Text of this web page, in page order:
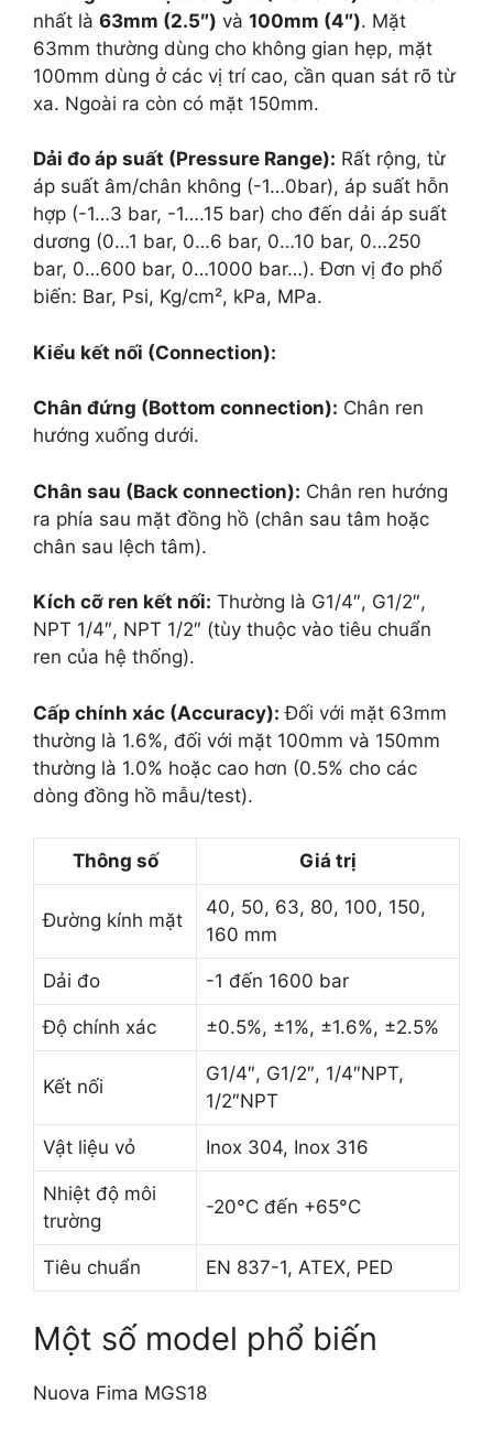
nhất là 63mm (2.5″) và 100mm (4″). Mặt
63mm thường dùng cho không gian hẹp, mặt
100mm dùng ở các vị trí cao, cần quan sát rõ từ
xa. Ngoài ra còn có mặt 150mm.
Dải đo áp suất (Pressure Range): Rất rộng, từ
áp suất âm/chân không (-1…0bar), áp suất hỗn
hợp (-1…3 bar, -1….15 bar) cho đến dải áp suất
dương (0…1 bar, 0…6 bar, 0…10 bar, 0…250
bar, 0…600 bar, 0…1000 bar…). Đơn vị đo phổ
biến: Bar, Psi, Kg/cm², kPa, MPa.
Kiểu kết nối (Connection):
Chân đứng (Bottom connection): Chân ren
hướng xuống dưới.
Chân sau (Back connection): Chân ren hướng
ra phía sau mặt đồng hồ (chân sau tâm hoặc
chân sau lệch tâm).
Kích cỡ ren kết nối: Thường là G1/4″, G1/2″,
NPT 1/4″, NPT 1/2″ (tùy thuộc vào tiêu chuẩn
ren của hệ thống).
Cấp chính xác (Accuracy): Đối với mặt 63mm
thường là 1.6%, đối với mặt 100mm và 150mm
thường là 1.0% hoặc cao hơn (0.5% cho các
dòng đồng hồ mẫu/test).
Thông số Giá trị
Đường kính mặt
40, 50, 63, 80, 100, 150,
160 mm
Dải đo -1 đến 1600 bar
Độ chính xác ±0.5%, ±1%, ±1.6%, ±2.5%
Kết nối
G1/4″, G1/2″, 1/4″NPT,
1/2″NPT
Vật liệu vỏ Inox 304, Inox 316
Nhiệt độ môi
trường
-20°C đến +65°C
Tiêu chuẩn EN 837-1, ATEX, PED
Một số model phổ biến
Nuova Fima MGS18